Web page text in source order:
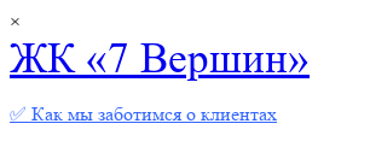
×
ЖК «7 Вершин»
✅ Как мы заботимся о клиентах